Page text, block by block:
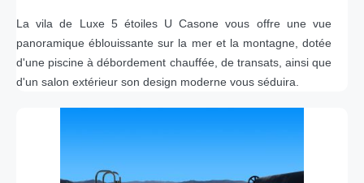
La vila de Luxe 5 étoiles U Casone vous offre une vue
panoramique éblouissante sur la mer et la montagne, dotée
d'une piscine à débordement chauffée, de transats, ainsi que
d'un salon extérieur son design moderne vous séduira.